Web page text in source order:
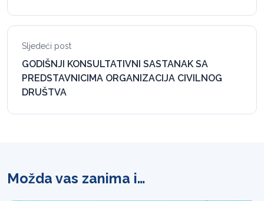
Sljedeći post
GODIŠNJI KONSULTATIVNI SASTANAK SA
PREDSTAVNICIMA ORGANIZACIJA CIVILNOG
DRUŠTVA
Možda vas zanima i…